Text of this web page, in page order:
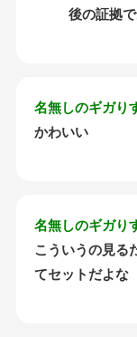
後の証拠
名無しのギガり
かわいい
名無しのギガり
こういうの見る
てセットだよな